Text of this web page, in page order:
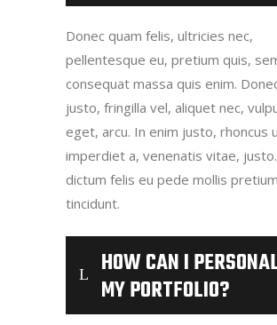
Donec quam felis, ultricies nec,
pellentesque eu, pretium quis,
consequat massa quis enim.
justo, fringilla vel, aliquet nec,
eget, arcu. In enim justo, rhoncus
imperdiet a, venenatis vitae,
dictum felis eu pede mollis
tincidunt.
HOW CAN I
MY PORTFOLIO?